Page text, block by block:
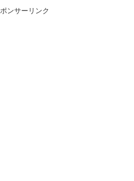
ンサーリンク